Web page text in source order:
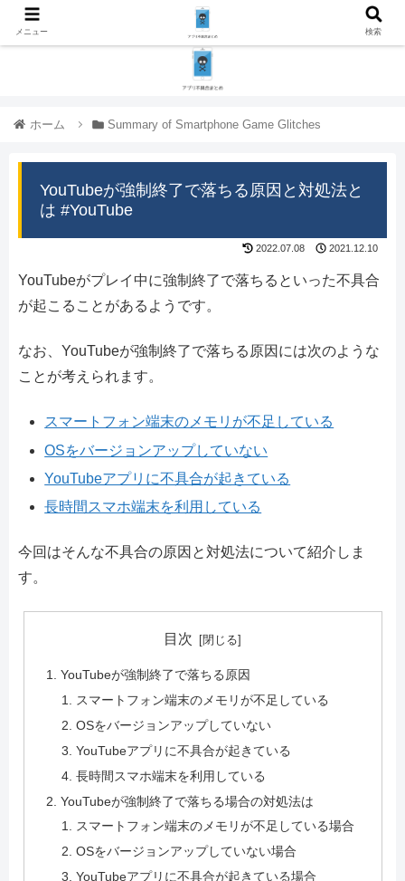
ホーム Summary of Smartphone Game Glitches
YouTubeが強制終了で落ちる原因と対処法と
は #YouTube
2022.07.08 2021.12.10
YouTubeがプレイ中に強制終了で落ちるといった不具合
が起こることがあるようです。
なお、YouTubeが強制終了で落ちる原因には次のような
ことが考えられます。
スマートフォン端末のメモリが不足している
OSをバージョンアップしていない
YouTubeアプリに不具合が起きている
長時間スマホ端末を利用している
今回はそんな不具合の原因と対処法について紹介しま
す。
目次
YouTubeが強制終了で落ちる原因
スマートフォン端末のメモリが不足している
OSをバージョンアップしていない
YouTubeアプリに不具合が起きている
長時間スマホ端末を利用している
YouTubeが強制終了で落ちる場合の対処法は
スマートフォン端末のメモリが不足している場合
OSをバージョンアップしていない場合
YouTubeアプリに不具合が起きている場合
メニュー 検索